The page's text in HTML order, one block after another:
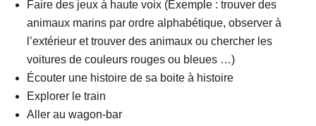
Faire des jeux à haute voix (Exemple : trouver des
animaux marins par ordre alphabétique, observer à
l’extérieur et trouver des animaux ou chercher les
voitures de couleurs rouges ou bleues …)
Écouter une histoire de sa boite à histoire
Explorer le train
Aller au wagon-bar